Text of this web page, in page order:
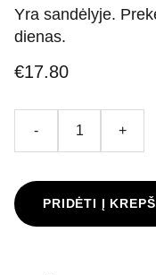
Yra sandėlyje.
dienas.
€17.80
- +
PRIDĖTI Į